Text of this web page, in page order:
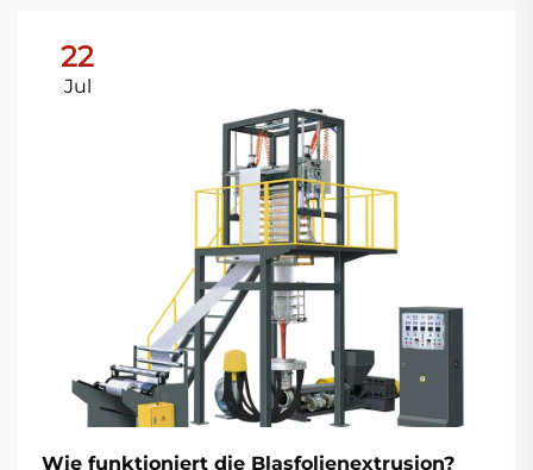
22
Jul
Wie funktioniert die Blasfolienextrusion?